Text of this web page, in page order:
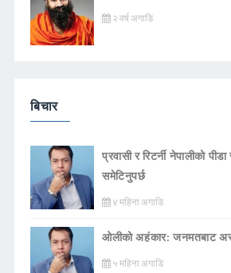
२ वर्ष अगाडि
बिचार
प्रवासी र रिटर्नी नेपालीको
समेटिनुपर्छ
४ महिना अगाडि
ओलीको अहंकार: जनमतबाट
५ महिना अगाडि